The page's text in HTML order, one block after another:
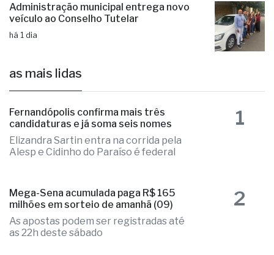
Administração municipal entrega novo
veículo ao Conselho Tutelar
há 1 dia
as mais lidas
Fernandópolis confirma mais três
candidaturas e já soma seis nomes
Elizandra Sartin entra na corrida pela
Alesp e Cidinho do Paraíso é federal
1
Mega-Sena acumulada paga R$ 165
milhões em sorteio de amanhã (09)
As apostas podem ser registradas até
as 22h deste sábado
2